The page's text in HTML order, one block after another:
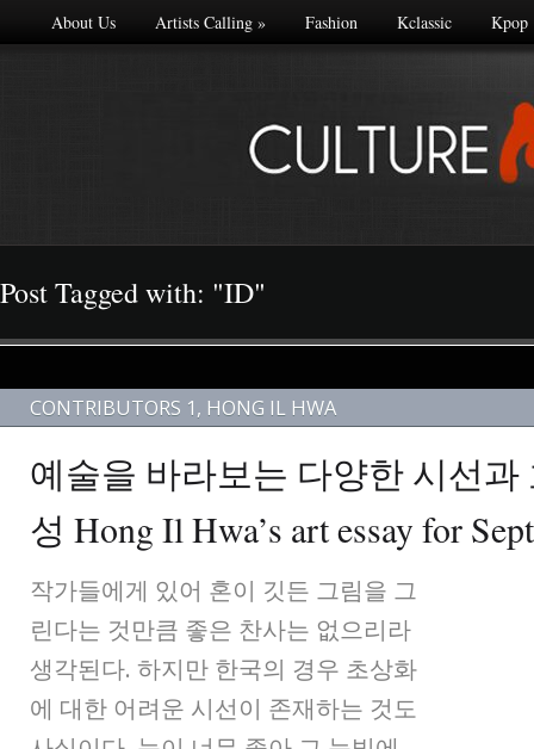
About Us Artists Calling» Fashion Kclassic Kpop
Post Tagged with: "ID"
CONTRIBUTORS 1, HONG IL HWA
예술을 바라보는 다양한 시선과
성 Hong Il Hwa’s art essay for
작가들에게 있어 혼이 깃든 그림을 그
린다는 것만큼 좋은 찬사는 없으리라
생각된다. 하지만 한국의 경우 초상화
에 대한 어려운 시선이 존재하는 것도